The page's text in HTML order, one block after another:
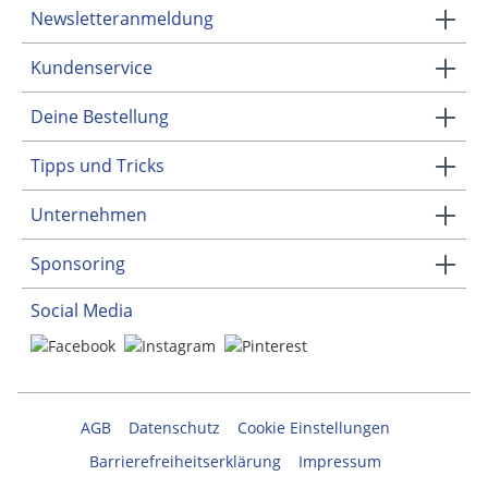
Newsletteranmeldung
Kundenservice
Deine Bestellung
Tipps und Tricks
Unternehmen
Sponsoring
Social Media
AGB Datenschutz
Cookie Einstellungen
Barrierefreiheitserklärung
Impressum